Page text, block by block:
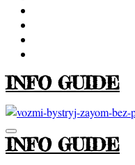
INFO GUIDE
INFO GUIDE